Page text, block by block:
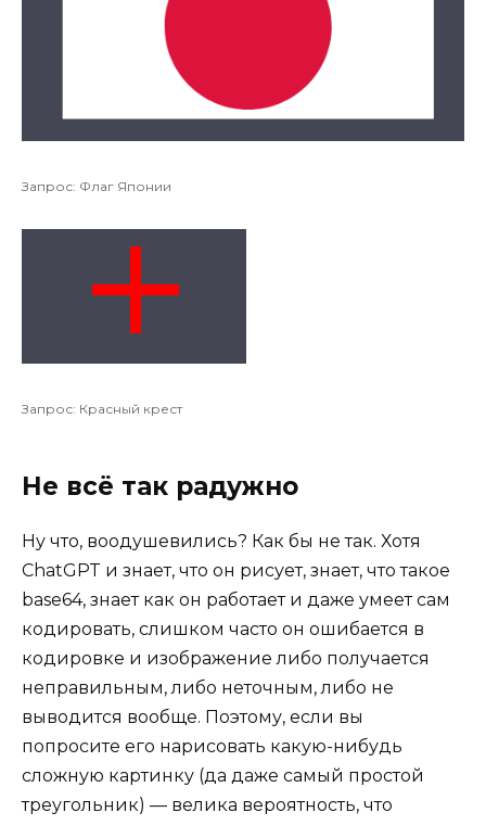
Запрос: Флаг Японии
Запрос: Красный крест
Не всё так радужно
Ну что, воодушевились? Как бы не так. Хотя
ChatGPT и знает, что он рисует, знает, что такое
base64, знает как он работает и даже умеет сам
кодировать, слишком часто он ошибается в
кодировке и изображение либо получается
неправильным, либо неточным, либо не
выводится вообще. Поэтому, если вы
попросите его нарисовать какую-нибудь
сложную картинку (да даже самый простой
треугольник) — велика вероятность, что